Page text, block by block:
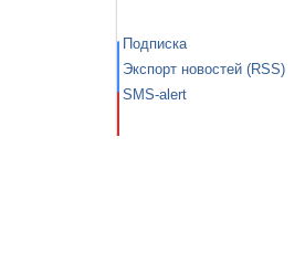
Подписка
Экспорт новостей (RSS)
SMS-alert